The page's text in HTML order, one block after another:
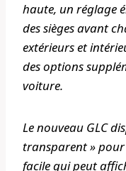
haute, un réglage
des sièges avant
extérieurs et
des options
voiture.
Le nouveau GLC
transparent »
facile qui peut